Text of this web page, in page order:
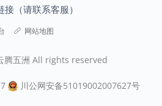
接（请联系客服）
网站地图
腾五洲 All rights reserved
川公网安备51019002007627号